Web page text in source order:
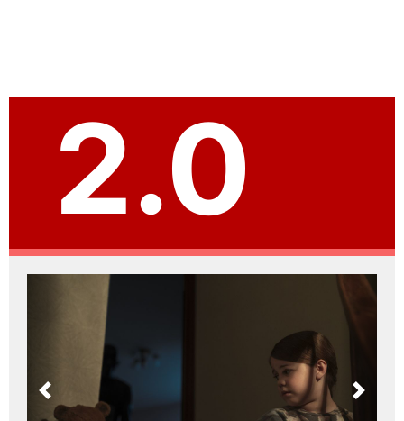
2.0
Previous Next